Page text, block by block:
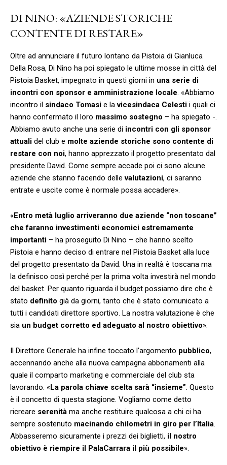
DI NINO: «AZIENDE STORICHE
CONTENTE DI RESTARE»
Oltre ad annunciare il futuro lontano da Pistoia di Gianluca
Della Rosa, Di Nino ha poi spiegato le ultime mosse in città del
Pistoia Basket, impegnato in questi giorni in una serie di
incontri con sponsor e amministrazione locale. «Abbiamo
incontro il sindaco Tomasi e lavicesindaca Celesti i quali ci
hanno confermato il loro massimo sostegno – ha spiegato -.
Abbiamo avuto anche una serie di incontri con gli sponsor
attuali del club e molte aziende storiche sono contente di
restare con noi, hanno apprezzato il progetto presentato dal
presidente David. Come sempre accade poi ci sono alcune
aziende che stanno facendo dellevalutazioni, ci saranno
entrate e uscite come è normale possa accadere».
«Entro metà luglio arriveranno due aziende “non toscane”
che faranno investimenti economici estremamente
importanti – ha proseguito Di Nino – che hanno scelto
Pistoia e hanno deciso di entrare nel Pistoia Basket alla luce
del progetto presentato da David. Una in realtà è toscana ma
la definisco così perché per la prima volta investirà nel mondo
del basket. Per quanto riguarda il budget possiamo dire che è
stato definito già da giorni, tanto che è stato comunicato a
tutti i candidati direttore sportivo. La nostra valutazione è che
sia un budget corretto ed adeguato al nostro obiettivo».
Il Direttore Generale ha infine toccato l’argomento pubblico,
accennando anche alla nuova campagna abbonamenti alla
quale il comparto marketing e commerciale del club sta
lavorando. «La parola chiave scelta sarà “insieme”. Questo
è il concetto di questa stagione. Vogliamo come detto
ricreare serenità ma anche restituire qualcosa a chi ci ha
sempre sostenuto macinando chilometri in giro per l’Italia.
Abbasseremo sicuramente i prezzi dei biglietti, il nostro
obiettivo è riempire il PalaCarrara il più possibile».